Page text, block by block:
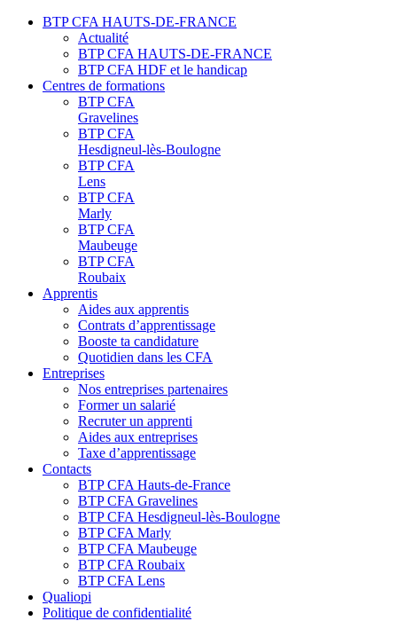
BTP CFA HAUTS-DE-FRANCE
Actualité
BTP CFA HAUTS-DE-FRANCE
BTP CFA HDF et le handicap
Centres de formations
BTP CFA
Gravelines
BTP CFA
Hesdigneul-lès-Boulogne
BTP CFA
Lens
BTP CFA
Marly
BTP CFA
Maubeuge
BTP CFA
Roubaix
Apprentis
Aides aux apprentis
Contrats d’apprentissage
Booste ta candidature
Quotidien dans les CFA
Entreprises
Nos entreprises partenaires
Former un salarié
Recruter un apprenti
Aides aux entreprises
Taxe d’apprentissage
Contacts
BTP CFA Hauts-de-France
BTP CFA Gravelines
BTP CFA Hesdigneul-lès-Boulogne
BTP CFA Marly
BTP CFA Maubeuge
BTP CFA Roubaix
BTP CFA Lens
Qualiopi
Politique de confidentialité